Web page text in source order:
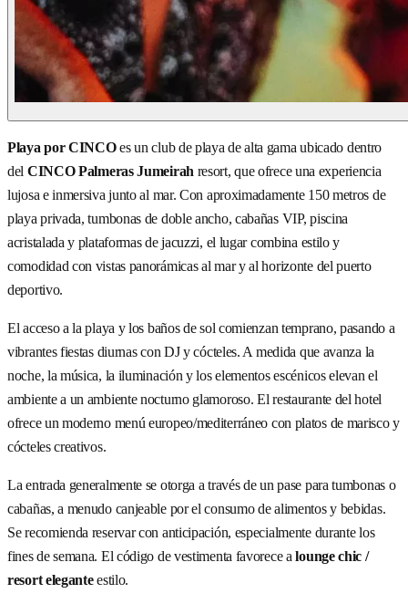
Playa por CINCOes un club de playa de alta gama ubicado dentro
del CINCO Palmeras Jumeirah resort, que ofrece una experiencia
lujosa e inmersiva junto al mar. Con aproximadamente 150 metros de
playa privada, tumbonas de doble ancho, cabañas VIP, piscina
acristalada y plataformas de jacuzzi, el lugar combina estilo y
comodidad con vistas panorámicas al mar y al horizonte del puerto
deportivo.
El acceso a la playa y los baños de sol comienzan temprano, pasando a
vibrantes fiestas diurnas con DJ y cócteles. A medida que avanza la
noche, la música, la iluminación y los elementos escénicos elevan el
ambiente a un ambiente nocturno glamoroso. El restaurante del hotel
ofrece un moderno menú europeo/mediterráneo con platos de marisco y
cócteles creativos.
La entrada generalmente se otorga a través de un pase para tumbonas o
cabañas, a menudo canjeable por el consumo de alimentos y bebidas.
Se recomienda reservar con anticipación, especialmente durante los
fines de semana. El código de vestimenta favorece alounge chic /
resort eleganteestilo.